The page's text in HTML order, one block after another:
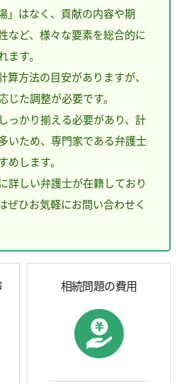
」はなく、貢献の内容や期
など、様々な要素を総合的に
す。
方法の目安がありますが、
じた調整が必要です。
っかり揃える必要があり、計
いため、専門家である弁護士
します。
詳しい弁護士が在籍しており
ぜひお気軽にお問い合わせく
相続問題の費用